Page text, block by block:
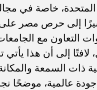
خاصة في
إلى حرص مصر على
التعاون مع
إلى أن هذا يأتي
ذات السمعة
عالمية، موضحًا